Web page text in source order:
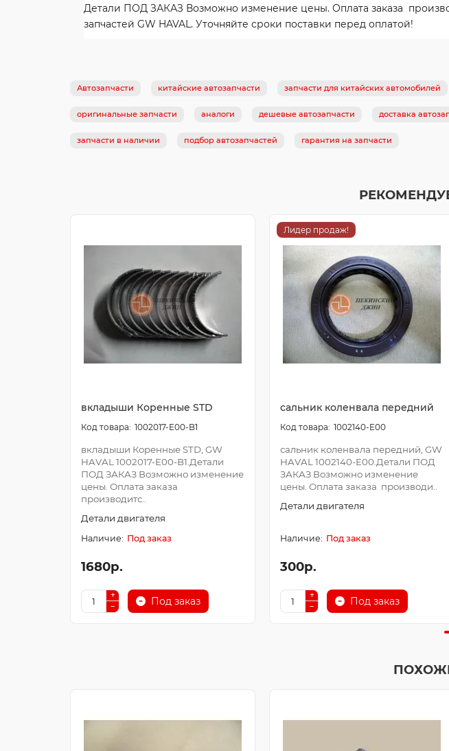
Детали ПОД ЗАКАЗ Возможно изменение цены. Оплата заказа
запчастей GW HAVAL. Уточняйте сроки поставки перед оплатой!
Автозапчасти китайские автозапчасти запчасти для китайских автомобилей
оригинальные запчасти аналоги дешевые автозапчасти доставка
запчасти в наличии подбор автозапчастей гарантия на запчасти
вкладыши Коренные STD
1002017-E00-B1
вкладыши Коренные STD, GW
HAVAL 1002017-E00-B1.Детали
ПОД ЗАКАЗ Возможно изменение
цены. Оплата заказа
производитс..
Детали двигателя
Под заказ
1680р.
Под заказ
Лидер продаж!
сальник коленвала передний
1002140-E00
сальник коленвала передний, GW
HAVAL 1002140-E00.Детали ПОД
ЗАКАЗ Возможно изменение
цены. Оплата заказа производи..
Детали двигателя
Под заказ
300р.
Под заказ